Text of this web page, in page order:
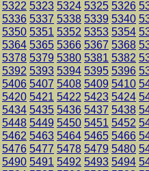
5322 5323 5324 5325 5326
5336 5337 5338 5339 5340
5350 5351 5352 5353 5354
5364 5365 5366 5367 5368
5378 5379 5380 5381 5382
5392 5393 5394 5395 5396
5406 5407 5408 5409 5410
5420 5421 5422 5423 5424
5434 5435 5436 5437 5438
5448 5449 5450 5451 5452
5462 5463 5464 5465 5466
5476 5477 5478 5479 5480
5490 5491 5492 5493 5494